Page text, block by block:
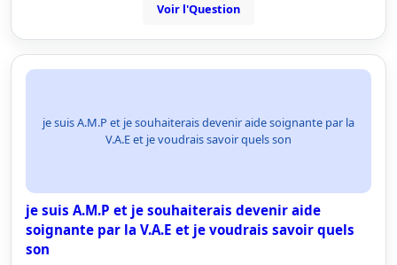
Voir l'Question
je suis A.M.P et je souhaiterais devenir aide soignante par la
V.A.E et je voudrais savoir quels son
je suis A.M.P et je souhaiterais devenir aide
soignante par la V.A.E et je voudrais savoir quels
son